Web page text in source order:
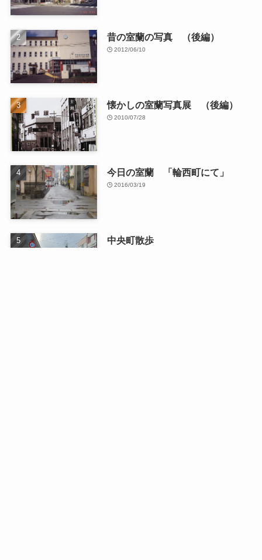
昔の室蘭の写真 （後編）
2012/06/10
懐かしの室蘭写真展 （後編）
2010/07/28
今日の室蘭 「輪西町にて」
2016/03/19
中央町散歩